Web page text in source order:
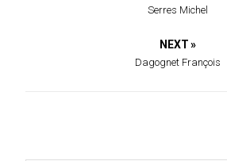
Serres Michel
NEXT »
Dagognet François